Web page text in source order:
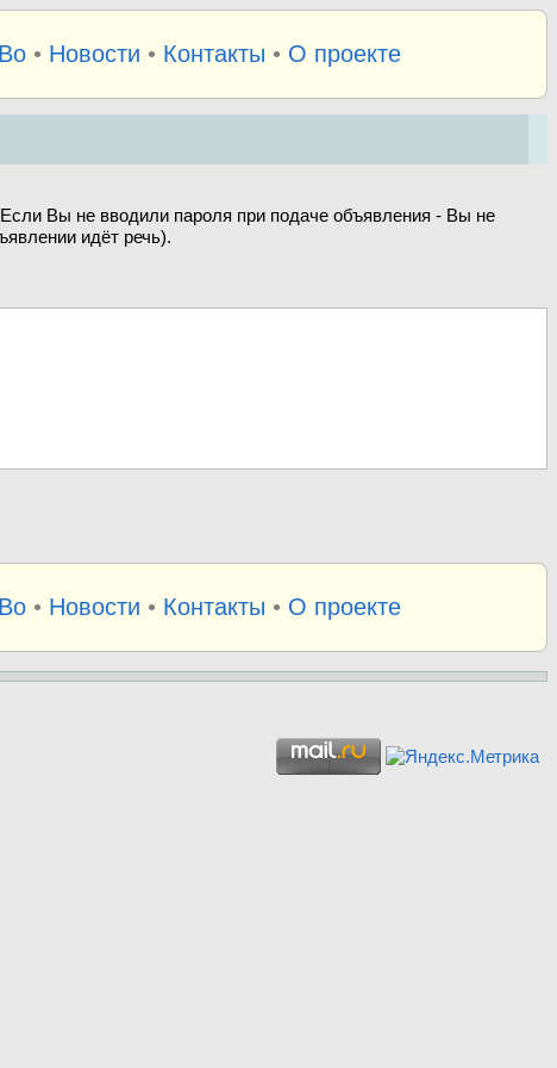
• Новости • Контакты • О проекте
Вы не вводили пароля при подаче объявления - Вы не
идёт речь).
• Новости • Контакты • О проекте